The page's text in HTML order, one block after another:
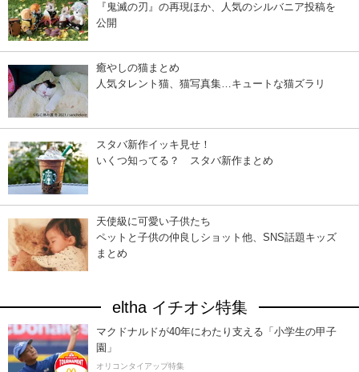
『鬼滅の刃』の再現ほか、人気のシルバニア投稿を
公開
癒やしの猫まとめ
人気タレント猫、猫写真集…キュートな猫ズラリ
スタバ新作イッキ見せ！
いくつ知ってる？ スタバ新作まとめ
天使級に可愛い子供たち
ペットと子供の仲良しショット他、SNS話題キッズ
まとめ
eltha イチオシ特集
マクドナルドが40年にわたり支える「小学生の甲子
園」
オリコンタイアップ特集